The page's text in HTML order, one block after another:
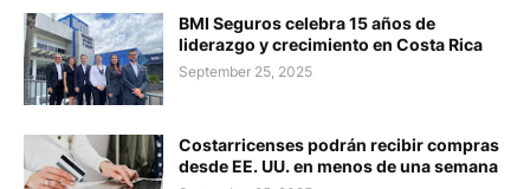
BMI Seguros celebra 15 años de
liderazgo y crecimiento en Costa Rica
September 25, 2025
Costarricenses podrán recibir compras
desde EE. UU. en menos de una semana